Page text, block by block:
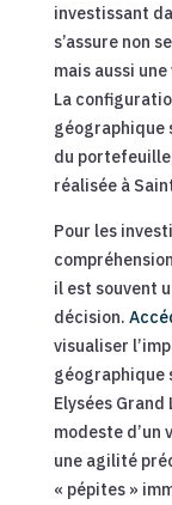
investissant
s’assure non
mais aussi
La
géographique
du
réalisée à
Pour les
il est souvent
décision.
visualiser
géographique
Elysées
modeste d’un
une agilité
« pépites »